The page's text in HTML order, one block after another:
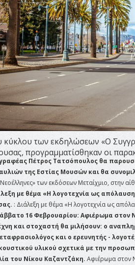
κύκλου των εκδηλώσεων «Ο
προγραμματίσθηκαν οι
Πέτρος Τατσόπουλος θα
της Εστίας Μουσών και θα
των εκδόσεων Μεταίχμιο, στην
με θέμα «Η λογοτεχνία ως
: Διάλεξη με θέμα «Η λογοτεχνία ως
16 Φεβρουαρίου: Αφιέρωμα στον
και στοχαστή θα μιλήσουν: ο
και ο ερευνητής -
υλικού σχετικά με την
του Νίκου Καζαντζάκη. Αφιέρωμα στον